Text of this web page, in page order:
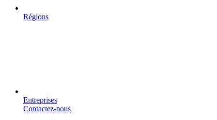
Régions
Entreprises
Contactez-nous